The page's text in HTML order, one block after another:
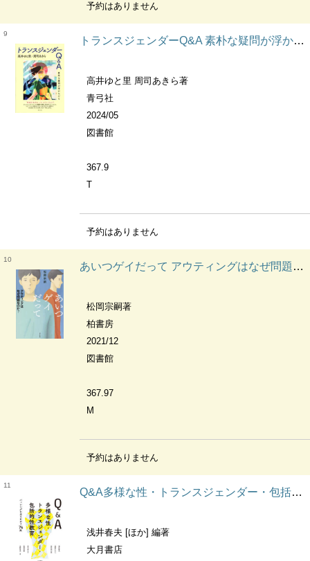
予約はありません
9
トランスジェンダーQ&A 素朴な疑問が浮かんだら
高井ゆと里 周司あきら著
青弓社
2024/05
図書館
367.9
T
予約はありません
10
あいつゲイだって アウティングはなぜ問題なのか?
松岡宗嗣著
柏書房
2021/12
図書館
367.97
M
予約はありません
11
Q&A多様な性・トランスジェンダー・包括的性教育 バッシングに立ちむかう74問
浅井春夫 [ほか] 編著
大月書店